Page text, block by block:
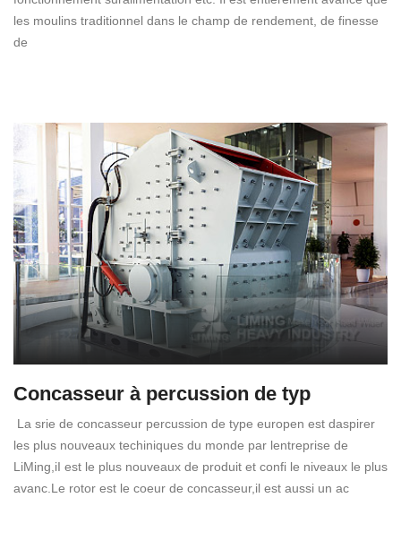
les moulins traditionnel dans le champ de rendement, de finesse
de
Concasseur à percussion de typ
La srie de concasseur percussion de type europen est daspirer
les plus nouveaux techiniques du monde par lentreprise de
LiMing,iI est le plus nouveaux de produit et confi le niveaux le plus
avanc.Le rotor est le coeur de concasseur,il est aussi un ac